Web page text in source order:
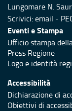
Lungomare N.
Scrivici:email -
Eventi e Stampa
Ufficio stampa
Press Regione
Logo e identità
Accessibilità
Dichiarazione di
Obiettivi di